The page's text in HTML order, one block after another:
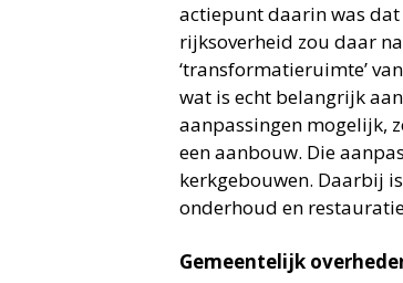
actiepunt daarin was dat
rijksoverheid zou daar
‘transformatieruimte’
wat is echt belangrijk
aanpassingen mogelijk,
een aanbouw. Die
kerkgebouwen. Daarbij
onderhoud en
Gemeentelijk